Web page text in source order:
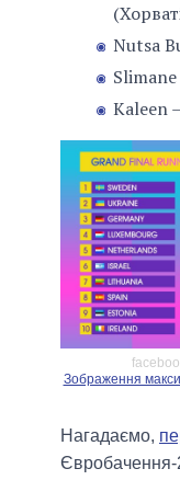
Nutsa
Kaleen
Зображення
Нагадаємо,
Євробачення-